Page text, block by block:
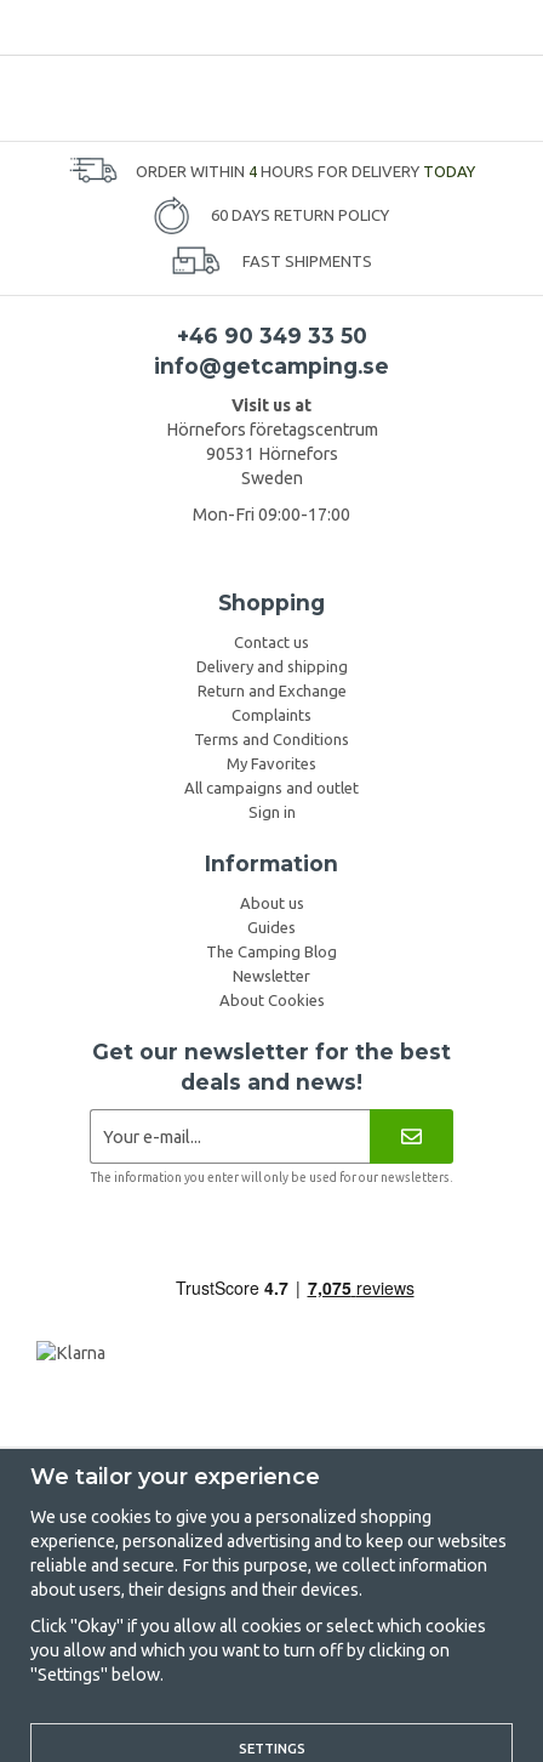
ORDER WITHIN 4HOURS FOR DELIVERY TODAY
60 DAYS RETURN POLICY
FAST SHIPMENTS
+46 90 349 33 50
info@getcamping.se
Visit us at
Hörnefors företagscentrum
90531 Hörnefors
Sweden
Mon-Fri 09:00-17:00
Shopping
Contact us
Delivery and shipping
Return and Exchange
Complaints
Terms and Conditions
My Favorites
All campaigns and outlet
Sign in
Information
About us
Guides
The Camping Blog
Newsletter
About Cookies
Get our newsletter for the best
deals and news!
The information you enter will only be used for our newsletters.
GetCamping - Your shop for camping
and outdoor life
Camping can be either a lifestyle or a way of gathering the family for a
joint adventure. No matter what category you belong to, you will find
everything you need in camping accessories in our store. We think
prices on family tents, caravan awnings and all other camping and
outdoor equipment. Our goal is to offer the best camping equipment in
We tailor your experience
We use cookies to give you a personalized shopping
experience, personalized advertising and to keep our websites
reliable and secure. For this purpose, we collect information
about users, their designs and their devices.
Click "Okay" if you allow all cookies or select which cookies
you allow and which you want to turn off by clicking on
"Settings" below.
SETTINGS